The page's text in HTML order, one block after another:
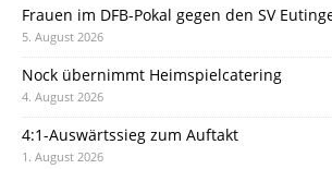
Frauen im DFB-Pokal gegen den SV
5. August 2026
Nock übernimmt Heimspielcatering
4. August 2026
4:1-Auswärtssieg zum Auftakt
1. August 2026